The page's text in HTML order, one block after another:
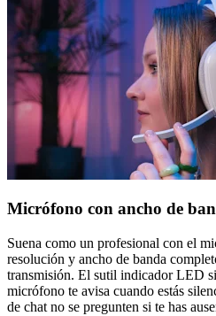
Micrófono con ancho de
Suena como un profesional con el
resolución y ancho de banda
transmisión. El sutil indicador LED
micrófono te avisa cuando estás
de chat no se pregunten si te has